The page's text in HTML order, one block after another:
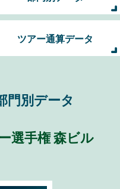
ツアー通算データ
門別データ
選手権 森ビル